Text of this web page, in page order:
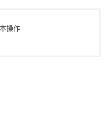
操作